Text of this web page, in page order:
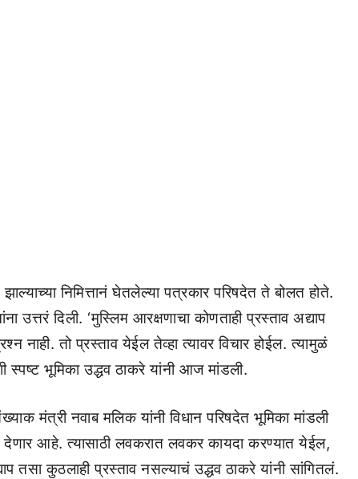
निमित्तानं घेतलेल्या पत्रकार परिषदेत ते बोलत होते.
उत्तरं दिली. ‘मुस्लिम आरक्षणाचा कोणताही प्रस्ताव अद्याप
नाही. तो प्रस्ताव येईल तेव्हा त्यावर विचार होईल. त्यामुळं
भूमिका उद्धव ठाकरे यांनी आज मांडली.
मंत्री नवाब मलिक यांनी विधान परिषदेत भूमिका मांडली
देणार आहे. त्यासाठी लवकरात लवकर कायदा करण्यात येईल,
तसा कुठलाही प्रस्ताव नसल्याचं उद्धव ठाकरे यांनी सांगितलं.